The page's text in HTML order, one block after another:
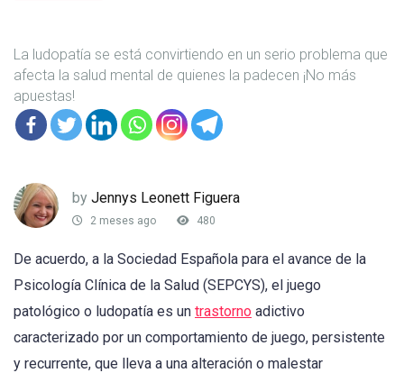
La ludopatía se está convirtiendo en un serio problema que
afecta la salud mental de quienes la padecen ¡No más
apuestas!
by Jennys Leonett Figuera
2 meses ago 480
De acuerdo, a la Sociedad Española para el avance de la
Psicología Clínica de la Salud (SEPCYS), el juego
patológico o ludopatía es un trastorno adictivo
caracterizado por un comportamiento de juego, persistente
y recurrente, que lleva a una alteración o malestar